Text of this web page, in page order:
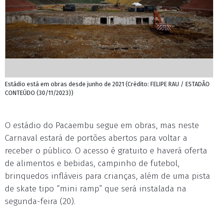
Estádio está em obras desde junho de 2021 (Crédito: FELIPE RAU / ESTADÃO
CONTEÚDO (30/11/2023))
O estádio do Pacaembu segue em obras, mas neste
Carnaval estará de portões abertos para voltar a
receber o público. O acesso é gratuito e haverá oferta
de alimentos e bebidas, campinho de futebol,
brinquedos infláveis para crianças, além de uma pista
de skate tipo “mini ramp” que será instalada na
segunda-feira (20).